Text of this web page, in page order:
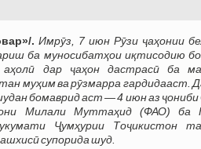
. Имрӯз, 7 июн Рӯзи ҷаҳонии
ба муносибатҳои иқтисодию
дар ҷаҳон дастрасӣ ба
муҳим ва рӯзмарра гардидааст.
бомаврид аст — 4 июн аз
Милали Муттаҳид (ФАО) ба
Ҷумҳурии Тоҷикистон
супорида шуд.